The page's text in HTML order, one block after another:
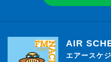
AIR
エアースケ